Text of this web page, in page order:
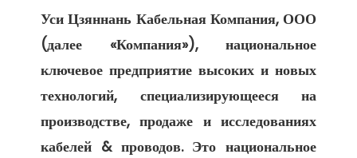
Уси Цзяннань Кабельная Компания, ООО
(далее «Компания»), национальное
ключевое предприятие высоких и новых
технологий, специализирующееся на
производстве, продаже и исследованиях
кабелей & проводов. Это национальное